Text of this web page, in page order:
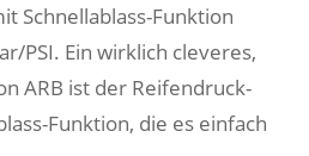
Schnellablass-Funktion
PSI. Ein wirklich cleveres,
ARB ist der Reifendruck-
Funktion, die es einfach